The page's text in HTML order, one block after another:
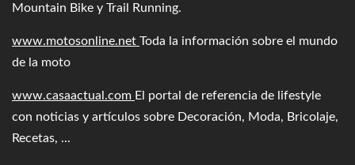
Mountain Bike y Trail Running.
www.motosonline.net Toda la información sobre el mundo
de la moto
www.casaactual.com El portal de referencia de lifestyle
con noticias y artículos sobre Decoración, Moda, Bricolaje,
Recetas, ...